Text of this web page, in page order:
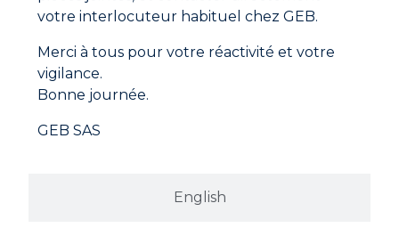
chiffon humide.
– Etaler Sheraton cuivre au pinceau
– Chauffer le métal
– Essuyer avec un chiffon propre alors que Sheraton
cuivre est toujours en fusion.
English
votre interlocuteur habituel chez GEB.
Merci à tous pour votre réactivité et votre
vigilance.
Bonne journée.
GEB SAS